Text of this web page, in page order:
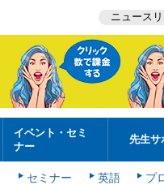
ニュース
イベント・セミ
ナー
先生サ
セミナー 英語 プ